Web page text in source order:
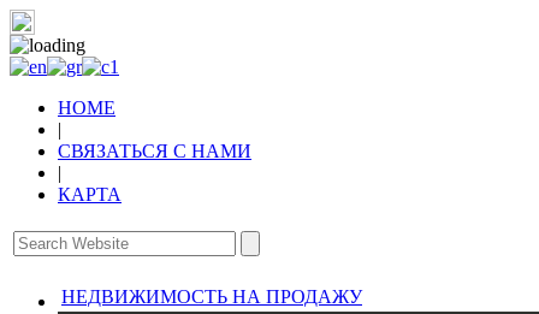
HOME
|
СВЯЗАТЬСЯ С НАМИ
|
КАРТА
НЕДВИЖИМОСТЬ НА ПРОДАЖУ